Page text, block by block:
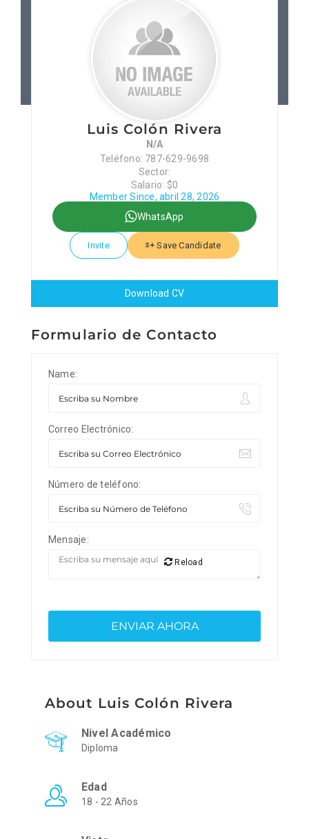
Patronos
Junta Local Desarrollo
Adiestramientos
Sobre Nosotros
Luis Colón Rivera
N/A
Teléfono: 787-629-9698
Sector:
Salario: $0
Member Since, abril 28, 2026
WhatsApp
Invite Save Candidate
Download CV
Formulario de Contacto
Name:
Correo Electrónico:
Número de teléfono:
Mensaje:
Reload
About Luis Colón Rivera
Nivel Académico
Diploma
Edad
18 - 22 Años